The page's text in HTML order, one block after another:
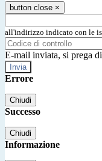
button close ×
all'indirizzo indicato con le
E-mail inviata, si prega
Errore
Chiudi
Successo
Chiudi
Informazione